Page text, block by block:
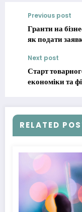
Previous post
Гранти на
як подати
Next post
Старт
економіки та
RELATED